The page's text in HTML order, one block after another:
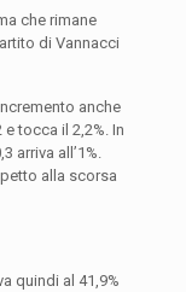
che rimane
di Vannacci
anche
e tocca il 2,2%. In
arriva all’1%.
alla scorsa
quindi al 41,9%